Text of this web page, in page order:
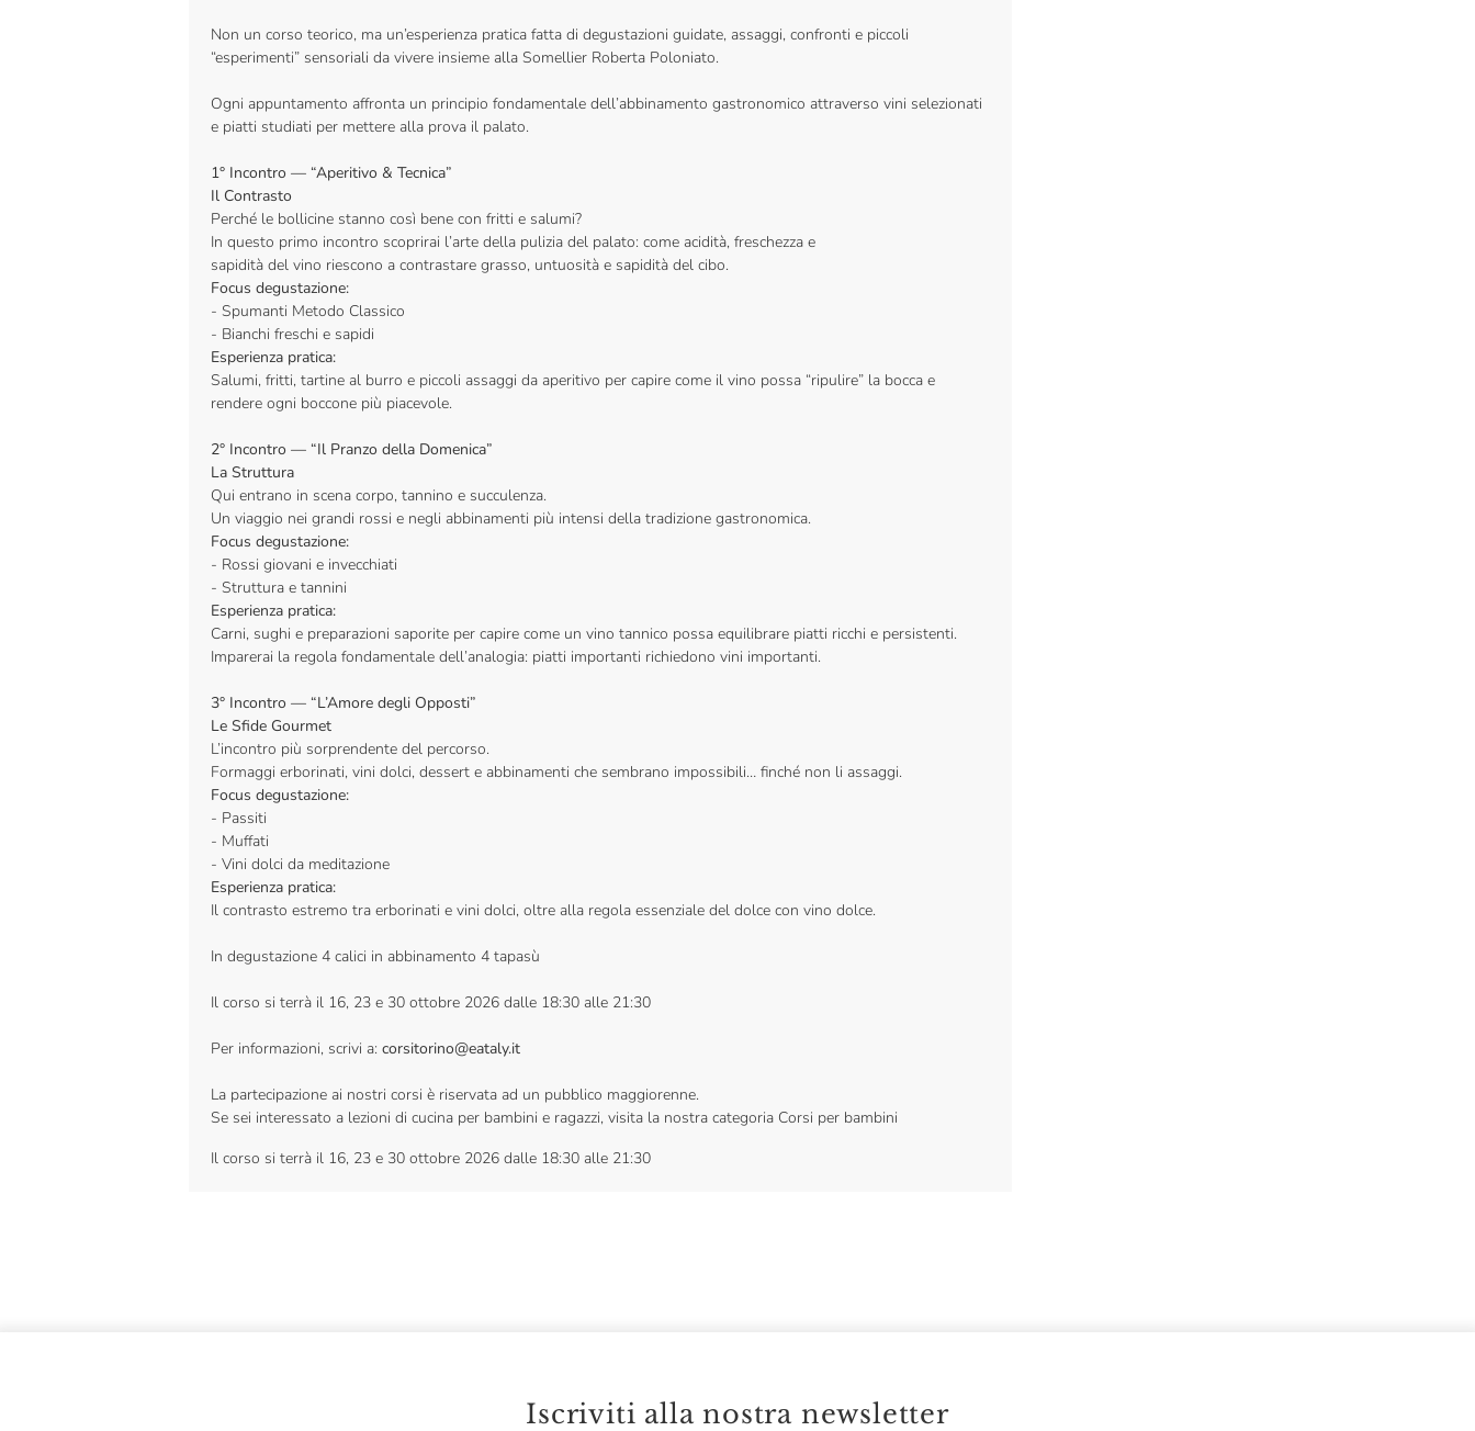
Non un corso teorico, ma un’esperienza pratica fatta di degustazioni guidate, assaggi, confronti e piccoli
“esperimenti” sensoriali da vivere insieme alla Somellier Roberta Poloniato.
Ogni appuntamento affronta un principio fondamentale dell’abbinamento gastronomico attraverso vini selezionati
e piatti studiati per mettere alla prova il palato.
1° Incontro — “Aperitivo & Tecnica”
Il Contrasto
Perché le bollicine stanno così bene con fritti e salumi?
In questo primo incontro scoprirai l’arte della pulizia del palato: come acidità, freschezza e
sapidità del vino riescono a contrastare grasso, untuosità e sapidità del cibo.
Focus degustazione:
- Spumanti Metodo Classico
- Bianchi freschi e sapidi
Esperienza pratica:
Salumi, fritti, tartine al burro e piccoli assaggi da aperitivo per capire come il vino possa “ripulire” la bocca e
rendere ogni boccone più piacevole.
2° Incontro — “Il Pranzo della Domenica”
La Struttura
Qui entrano in scena corpo, tannino e succulenza.
Un viaggio nei grandi rossi e negli abbinamenti più intensi della tradizione gastronomica.
Focus degustazione:
- Rossi giovani e invecchiati
- Struttura e tannini
Esperienza pratica:
Carni, sughi e preparazioni saporite per capire come un vino tannico possa equilibrare piatti ricchi e persistenti.
Imparerai la regola fondamentale dell’analogia: piatti importanti richiedono vini importanti.
3° Incontro — “L’Amore degli Opposti”
Le Sfide Gourmet
L’incontro più sorprendente del percorso.
Formaggi erborinati, vini dolci, dessert e abbinamenti che sembrano impossibili… finché non li assaggi.
Focus degustazione:
- Passiti
- Muffati
- Vini dolci da meditazione
Esperienza pratica:
Il contrasto estremo tra erborinati e vini dolci, oltre alla regola essenziale del dolce con vino dolce.
In degustazione 4 calici in abbinamento 4 tapasù
Il corso si terrà il 16, 23 e 30 ottobre 2026 dalle 18:30 alle 21:30
Per informazioni, scrivi a: corsitorino@eataly.it
La partecipazione ai nostri corsi è riservata ad un pubblico maggiorenne.
Se sei interessato a lezioni di cucina per bambini e ragazzi, visita la nostra categoria Corsi per bambini
Il corso si terrà il 16, 23 e 30 ottobre 2026 dalle 18:30 alle 21:30
Iscriviti alla nostra newsletter